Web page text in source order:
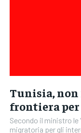
Tunisia, non
frontiera
Secondo il ministro le
migratoria per gli